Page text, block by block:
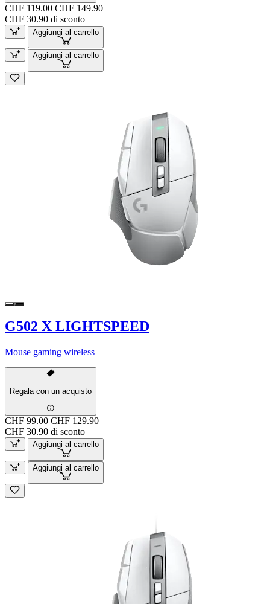
CHF 119.00 CHF 149.90
CHF 30.90 di sconto
Aggiungi al carrello
Aggiungi al carrello
G502 X LIGHTSPEED
Mouse gaming wireless
Regala con un acquisto
CHF 99.00 CHF 129.90
CHF 30.90 di sconto
Aggiungi al carrello
Aggiungi al carrello